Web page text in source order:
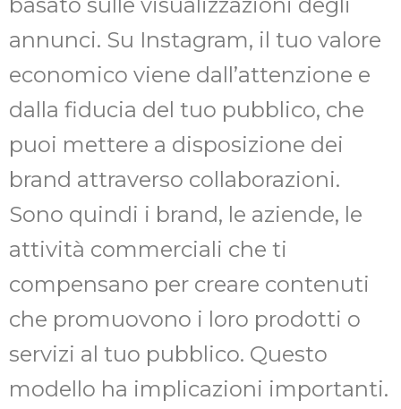
annunci. Su Instagram, il tuo valore
economico viene dall’attenzione e
dalla fiducia del tuo pubblico, che
puoi mettere a disposizione dei
brand attraverso collaborazioni.
Sono quindi i brand, le aziende, le
attività commerciali che ti
compensano per creare contenuti
che promuovono i loro prodotti o
servizi al tuo pubblico. Questo
modello ha implicazioni importanti.